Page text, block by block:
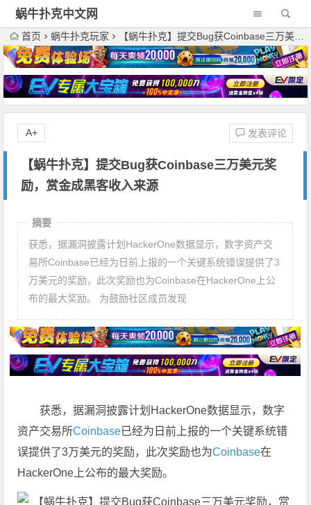
蜗牛扑克中文网
首页 蜗牛扑克玩家 【蜗牛扑克】提交Bug获Coinbase三万美元奖励，赏金成黑客收入来源
【蜗牛扑克】提交Bug获Coinbase三万美元奖
励，赏金成黑客收入来源
发表评论
A+
摘要
获悉，据漏洞披露计划HackerOne数据显示，数字资产交
易所Coinbase已经为日前上报的一个关键系统错误提供了3
万美元的奖励，此次奖励也为Coinbase在HackerOne上公
布的最大奖励。 为鼓励社区成员发现
获悉，据漏洞披露计划HackerOne数据显示，数字
资产交易所Coinbase已经为日前上报的一个关键系统错
误提供了3万美元的奖励，此次奖励也为Coinbase在
HackerOne上公布的最大奖励。